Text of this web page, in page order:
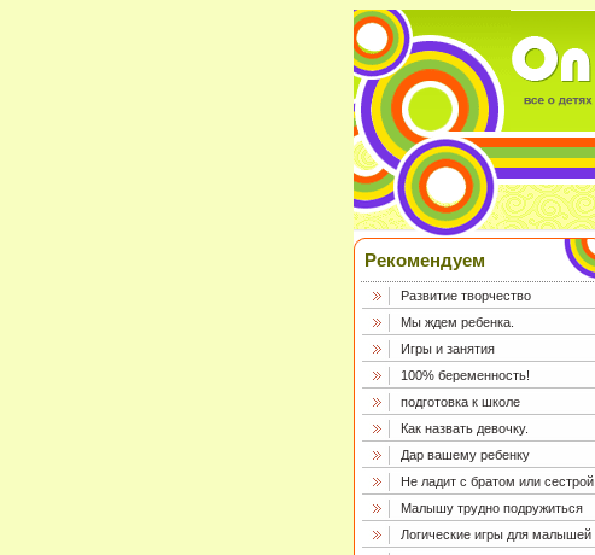
Рекомендуем
Развитие творчество
Мы ждем ребенка.
Игры и занятия
100% беременность!
подготовка к школе
Как назвать девочку.
Дар вашему ребенку
Не ладит с братом или сестрой
Малышу трудно подружиться
Логические игры для малышей